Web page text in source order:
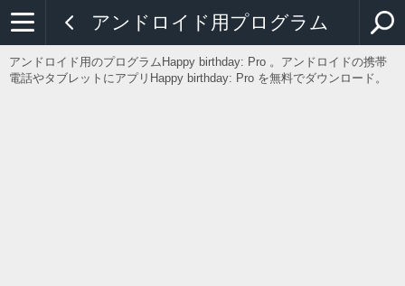
アンドロイド用プログラム
アンドロイド用のプログラムHappy birthday: Pro 。アンドロイドの携帯
電話やタブレットにアプリHappy birthday: Pro を無料でダウンロード。